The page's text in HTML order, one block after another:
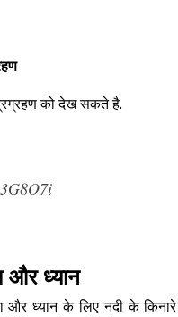
को देख सकते है.
और ध्यान
और ध्यान के लिए नदी के किनारे